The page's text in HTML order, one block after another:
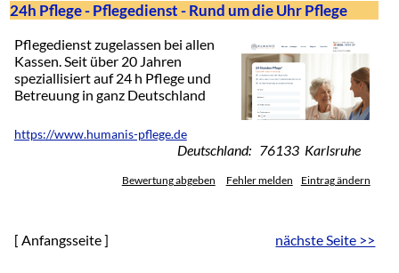
24h Pflege - Pflegedienst - Rund um die Uhr Pflege
Pflegedienst zugelassen bei allen
Kassen. Seit über 20 Jahren
speziallisiert auf 24 h Pflege und
Betreuung in ganz Deutschland
https://www.humanis-pflege.de
Deutschland: 76133 Karlsruhe
Bewertung abgeben Fehler melden Eintrag ändern
[ Anfangsseite ] nächste Seite >>